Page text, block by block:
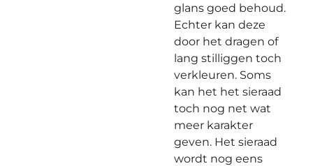
glans goed behoud.
Echter kan deze
door het dragen of
lang stilliggen toch
verkleuren. Soms
kan het het sieraad
toch nog net wat
meer karakter
geven. Het sieraad
wordt nog eens